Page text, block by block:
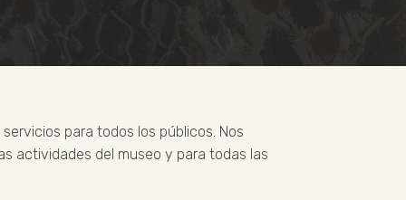
para todos los públicos. Nos
actividades del museo y para todas las